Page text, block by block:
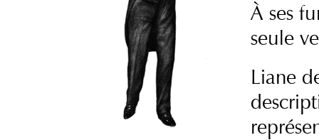
À ses
seule
Liane